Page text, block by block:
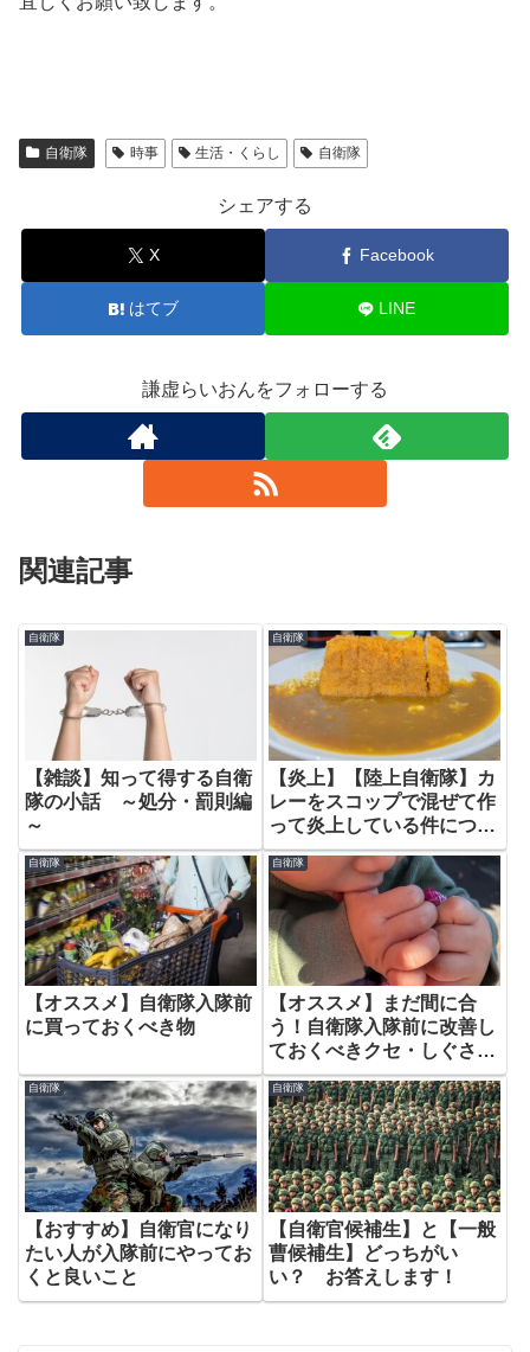
自衛隊 時事 生活・くらし 自衛隊
シェアする
X Facebook
はてブ LINE
謙虚らいおんをフォローする
関連記事
自衛隊
【雑談】知って得する自衛
隊の小話 ～処分・罰則編
～
自衛隊
【炎上】【陸上自衛隊】カ
レーをスコップで混ぜて作
って炎上している件につい
て話します。
自衛隊
【オススメ】自衛隊入隊前
に買っておくべき物
自衛隊
【オススメ】まだ間に合
う！自衛隊入隊前に改善し
ておくべきクセ・しぐさ・
悪習慣。
自衛隊
【おすすめ】自衛官になり
たい人が入隊前にやってお
くと良いこと
自衛隊
【自衛官候補生】と【一般
曹候補生】どっちがい
い？ お答えします！